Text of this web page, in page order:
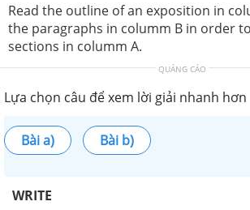
Read the outline of an exposition in
the paragraphs in columm B in order
sections in columm A.
QUẢNG CÁO
Lựa chọn câu để xem lời giải nhanh hơn
Bài a) Bài b)
WRITE